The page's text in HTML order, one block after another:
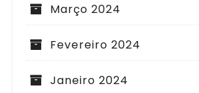
Março 2024
Fevereiro 2024
Janeiro 2024